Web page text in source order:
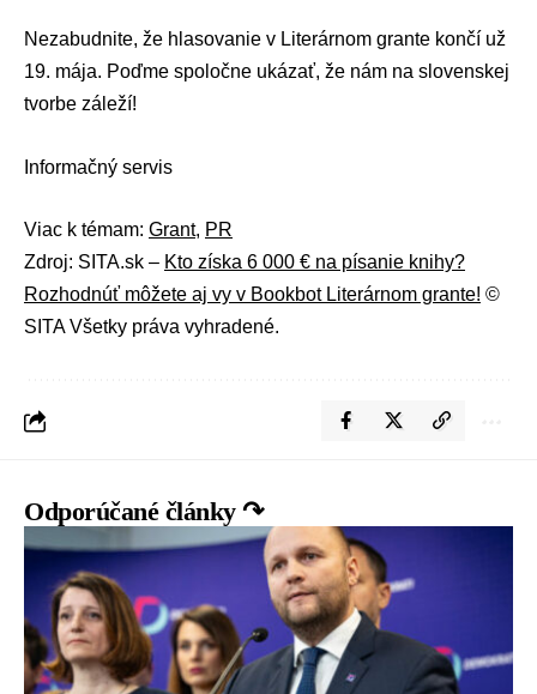
Nezabudnite, že hlasovanie v Literárnom grante končí už
19. mája. Poďme spoločne ukázať, že nám na slovenskej
tvorbe záleží!
Informačný servis
Viac k témam: Grant, PR
Zdroj: SITA.sk – Kto získa 6 000 € na písanie knihy?
Rozhodnúť môžete aj vy v Bookbot Literárnom grante! ©
SITA Všetky práva vyhradené.
Odporúčané články ↷